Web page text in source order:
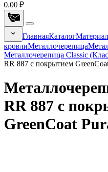
0.00 ₽
ГлавнаяКаталог
кровлиМеталлочерепица
Металлочерепица Classic
RR 887 с покрытием
RR 887 с
GreenCoat